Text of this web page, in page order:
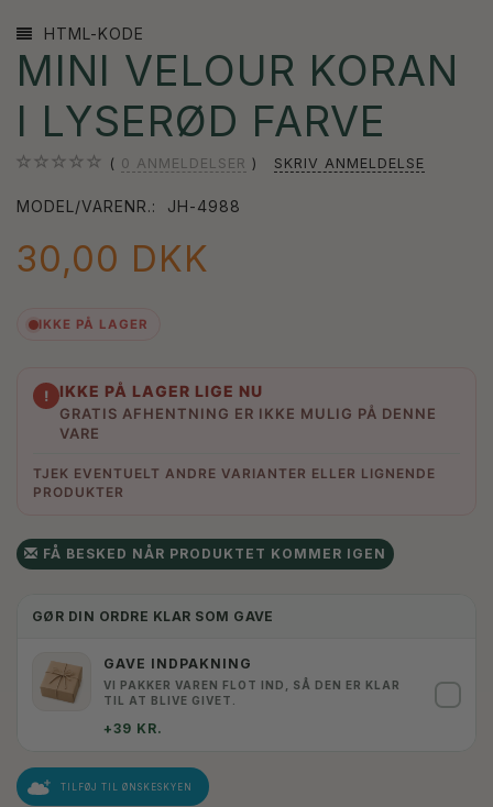
HTML-KODE
MINI VELOUR KORAN
I LYSERØD FARVE
0 ANMELDELSER SKRIV ANMELDELSE
MODEL/VARENR.: JH-4988
30,00 DKK
IKKE PÅ LAGER
! IKKE PÅ LAGER LIGE NU
GRATIS AFHENTNING ER IKKE MULIG PÅ DENNE
VARE
TJEK EVENTUELT ANDRE VARIANTER ELLER LIGNENDE
PRODUKTER
FÅ BESKED NÅR PRODUKTET KOMMER IGEN
GØR DIN ORDRE KLAR SOM GAVE
GAVE INDPAKNING
VI PAKKER VAREN FLOT IND, SÅ DEN ER KLAR
TIL AT BLIVE GIVET.
+39 KR.
TILFØJ TIL ØNSKESKYEN